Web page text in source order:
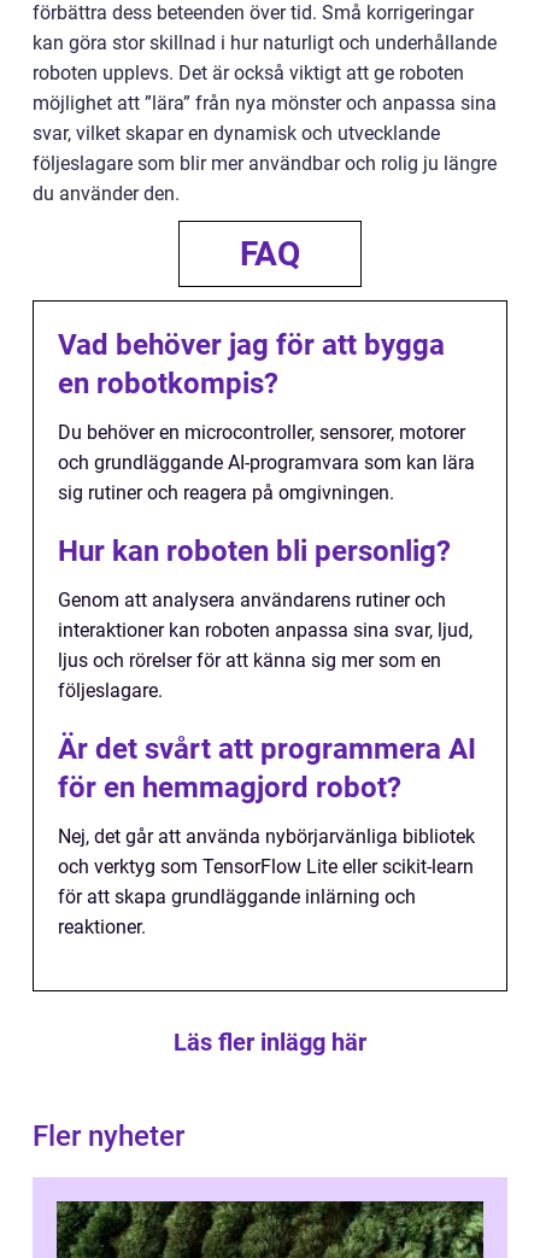
förbättra dess beteenden över tid. Små korrigeringar
kan göra stor skillnad i hur naturligt och underhållande
roboten upplevs. Det är också viktigt att ge roboten
möjlighet att ”lära” från nya mönster och anpassa sina
svar, vilket skapar en dynamisk och utvecklande
följeslagare som blir mer användbar och rolig ju längre
du använder den.
FAQ
Vad behöver jag för att bygga
en robotkompis?
Du behöver en microcontroller, sensorer, motorer
och grundläggande AI-programvara som kan lära
sig rutiner och reagera på omgivningen.
Hur kan roboten bli personlig?
Genom att analysera användarens rutiner och
interaktioner kan roboten anpassa sina svar, ljud,
ljus och rörelser för att känna sig mer som en
följeslagare.
Är det svårt att programmera AI
för en hemmagjord robot?
Nej, det går att använda nybörjarvänliga bibliotek
och verktyg som TensorFlow Lite eller scikit-learn
för att skapa grundläggande inlärning och
reaktioner.
Läs fler inlägg här
Fler nyheter